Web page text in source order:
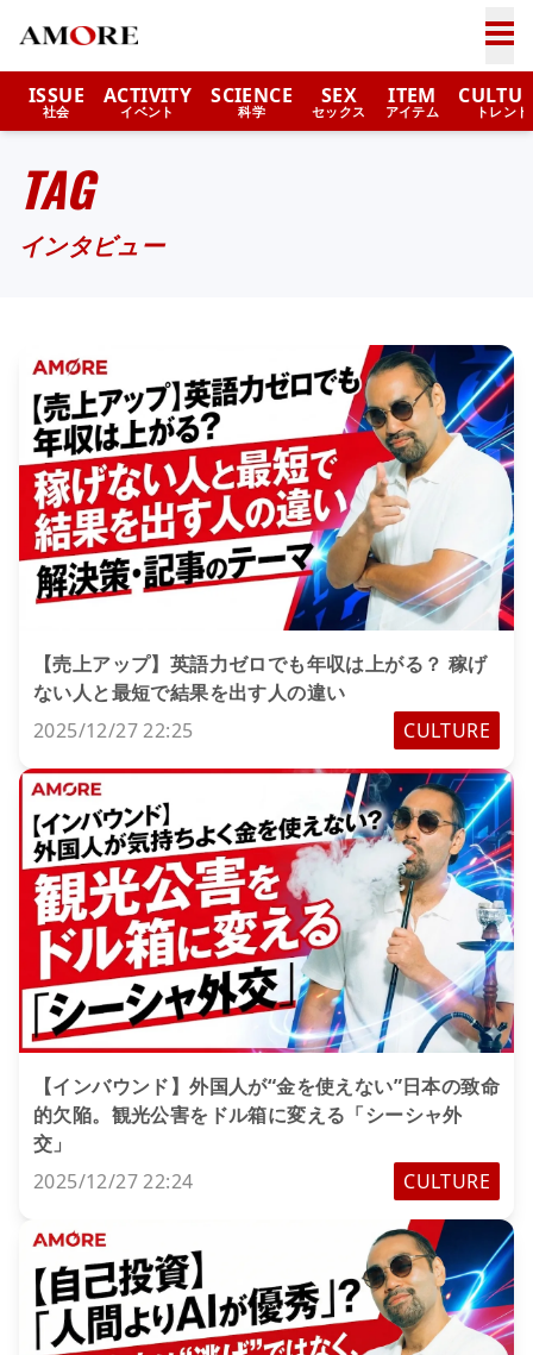
ISSUE
社会
ACTIVITY
イベント
SCIENCE
科学
SEX
セックス
ITEM
アイテム トレンド
TAG
インタビュー
【売上アップ】英語力ゼロでも年収は上がる？ 稼げ
ない人と最短で結果を出す人の違い
2025/12/27 22:25
CULTURE
【インバウンド】外国人が“金を使えない”日本の致命
的欠陥。観光公害をドル箱に変える「シーシャ外
交」
2025/12/27 22:24
CULTURE